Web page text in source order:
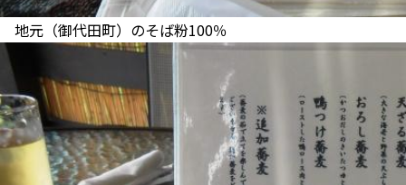
地元（御代田町）のそば粉100％